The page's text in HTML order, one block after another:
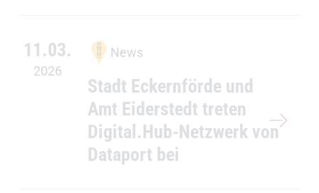
Stadt Eckernförde und
Amt Eiderstedt treten
Digital.Hub-Netzwerk von
Dataport bei
News
11.03.
2026